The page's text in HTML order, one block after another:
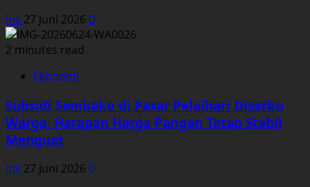
Ins 27 Juni 2026 0
2 minutes read
Ekonomi
Subsidi Sembako di Pasar Pelaihari Diserbu
Warga, Harapan Harga Pangan Tetap Stabil
Menguat
Ins 27 Juni 2026 0